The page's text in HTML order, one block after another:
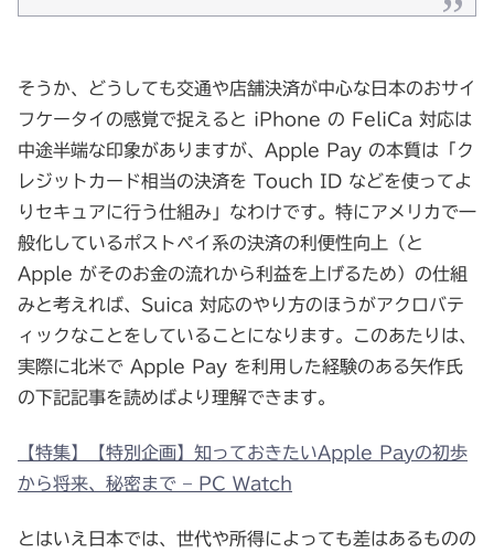
そうか、どうしても交通や店舗決済が中心な日本のおサイ
フケータイの感覚で捉えると iPhone の FeliCa 対応は
中途半端な印象がありますが、Apple Pay の本質は「ク
レジットカード相当の決済を Touch ID などを使ってよ
りセキュアに行う仕組み」なわけです。特にアメリカで一
般化しているポストペイ系の決済の利便性向上（と
Apple がそのお金の流れから利益を上げるため）の仕組
みと考えれば、Suica 対応のやり方のほうがアクロバテ
ィックなことをしていることになります。このあたりは、
実際に北米で Apple Pay を利用した経験のある矢作氏
の下記記事を読めばより理解できます。
【特集】【特別企画】知っておきたいApple Payの初歩
から将来、秘密まで – PC Watch
とはいえ日本では、世代や所得によっても差はあるものの